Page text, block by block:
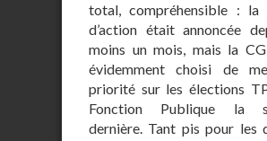
total, compréhensible : la
d’action était annoncée
moins un mois, mais la
évidemment choisi de
priorité sur les élections
Fonction Publique la
dernière. Tant pis pour les